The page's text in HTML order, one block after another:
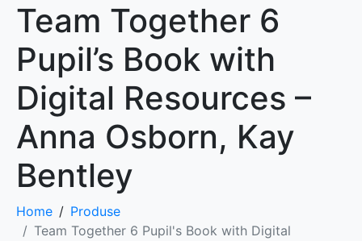
Team Together 6
Pupil’s Book with
Digital Resources –
Anna Osborn, Kay
Bentley
Home
Produse
Team Together 6 Pupil's Book with Digital